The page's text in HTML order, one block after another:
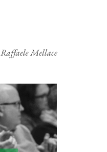
Raffaele Mellace